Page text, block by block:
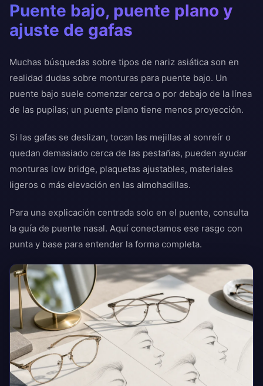
Puente bajo, puente plano y
ajuste de gafas
Muchas búsquedas sobre tipos de nariz asiática son en
realidad dudas sobre monturas para puente bajo. Un
puente bajo suele comenzar cerca o por debajo de la línea
de las pupilas; un puente plano tiene menos proyección.
Si las gafas se deslizan, tocan las mejillas al sonreír o
quedan demasiado cerca de las pestañas, pueden ayudar
monturas low bridge, plaquetas ajustables, materiales
ligeros o más elevación en las almohadillas.
Para una explicación centrada solo en el puente, consulta
la guía de puente nasal. Aquí conectamos ese rasgo con
punta y base para entender la forma completa.